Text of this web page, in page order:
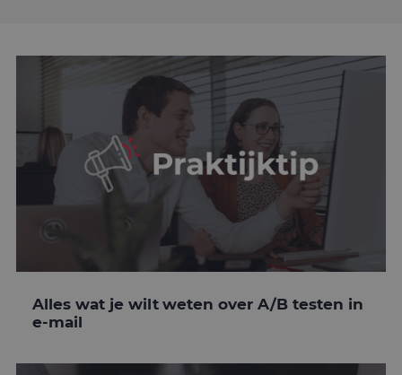
Alles wat je wilt weten over A/B testen in
e-mail